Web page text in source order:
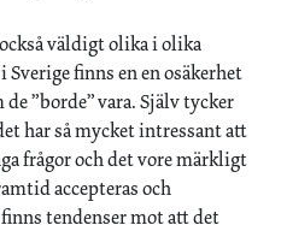
väldigt olika i olika
Sverige finns en en osäkerhet
”borde” vara. Själv tycker
har så mycket intressant att
frågor och det vore märkligt
accepteras och
tendenser mot att det